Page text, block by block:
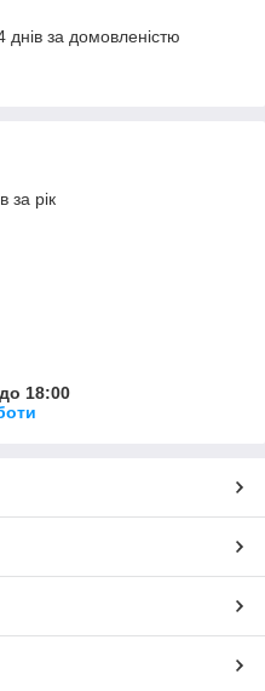
за домовленістю
за рік
18:00